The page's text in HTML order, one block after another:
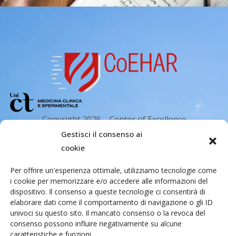
Gestisci il consenso ai
cookie
Per offrire un'esperienza ottimale, utilizziamo tecnologie come
i cookie per memorizzare e/o accedere alle informazioni del
dispositivo. Il consenso a queste tecnologie ci consentirà di
elaborare dati come il comportamento di navigazione o gli ID
univoci su questo sito. Il mancato consenso o la revoca del
consenso possono influire negativamente su alcune
Copyright 2026 – Center of Excellence
for the acceleration of Harm Reduction.
Tutti i diritti riservati.
Indirizzo email
Via Santa Sofia 89, 95123 Catania